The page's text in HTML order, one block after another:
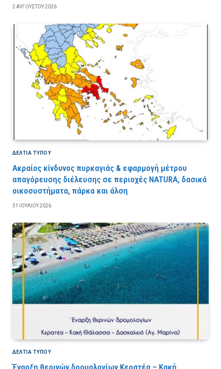
2 ΑΥΓΟΎΣΤΟΥ 2026
ΔΕΛΤΙΑ ΤΥΠΟΥ
Ακραίος κίνδυνος πυρκαγιάς & εφαρμογή μέτρου
απαγόρευσης διέλευσης σε περιοχές NATURA, δασικά
οικοσυστήματα, πάρκα και άλση
31 ΙΟΥΛΊΟΥ 2026
ΔΕΛΤΙΑ ΤΥΠΟΥ
Έναρξη θερινών δρομολογίων Κερατέα – Κακή